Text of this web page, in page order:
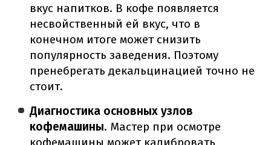
вкус напитков. В кофе появляется
несвойственный ей вкус, что в
конечном итоге может снизить
популярность заведения. Поэтому
пренебрегать декальцинацией точно не
стоит.
Диагностика основных узлов
кофемашины. Мастер при осмотре
кофемашины может калибровать